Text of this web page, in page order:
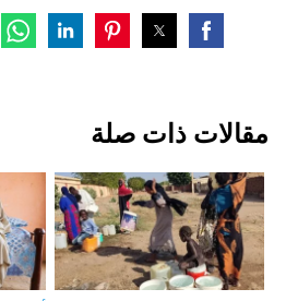
مقالات ذات صلة